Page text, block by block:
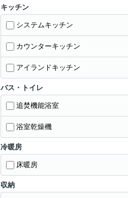
キッチン
システムキッチン
カウンターキッチン
アイランドキッチン
バス・トイレ
追焚機能浴室
浴室乾燥機
冷暖房
床暖房
収納